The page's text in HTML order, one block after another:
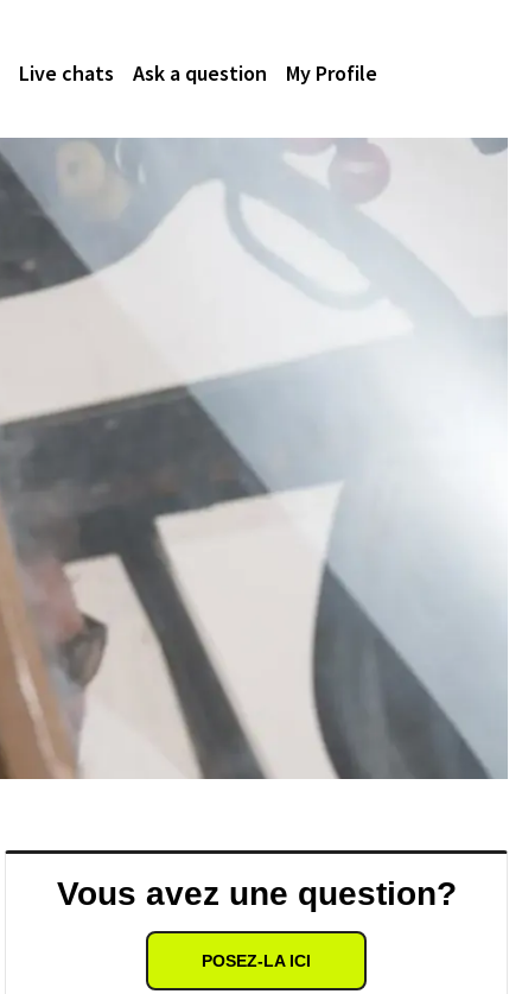
Live chats Ask a question My Profile
Vous avez une question?
POSEZ-LA ICI